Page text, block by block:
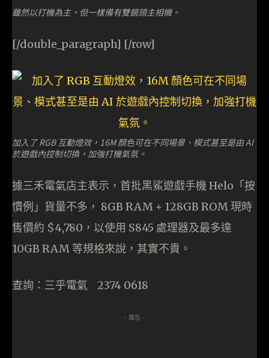
雖然以打機為主，但一樣備有雙鏡頭主相機。
[/double_paragraph] [/row]
加入了 RGB 互動燈效，16M 顏色可在不同場景、模式甚至是由 AI
於遊戲內控制切換，加強打機氣氛。
據三禾電氣店主表示，首批黑鯊遊戲手機 Helo「按
慣例」貨量不多， 8GB RAM + 128GB ROM 現時
售價約 $4,780，以使用 S845 處理器及最多達
10GB RAM 等規格來說，其實不貴。
查詢：三乎電氣 2374 0618
- 廣告 -